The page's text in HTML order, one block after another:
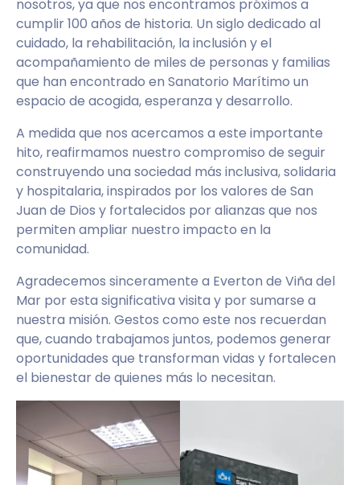
nosotros, ya que nos encontramos próximos a
cumplir 100 años de historia. Un siglo dedicado al
cuidado, la rehabilitación, la inclusión y el
acompañamiento de miles de personas y familias
que han encontrado en Sanatorio Marítimo un
espacio de acogida, esperanza y desarrollo.
A medida que nos acercamos a este importante
hito, reafirmamos nuestro compromiso de seguir
construyendo una sociedad más inclusiva, solidaria
y hospitalaria, inspirados por los valores de San
Juan de Dios y fortalecidos por alianzas que nos
permiten ampliar nuestro impacto en la
comunidad.
Agradecemos sinceramente a Everton de Viña del
Mar por esta significativa visita y por sumarse a
nuestra misión. Gestos como este nos recuerdan
que, cuando trabajamos juntos, podemos generar
oportunidades que transforman vidas y fortalecen
el bienestar de quienes más lo necesitan.